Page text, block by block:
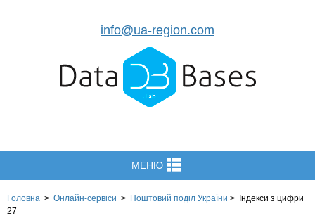
info@ua-region.com
МЕНЮ
Головна > Онлайн-сервіси > Поштовий поділ України >
Індекси з цифри
27